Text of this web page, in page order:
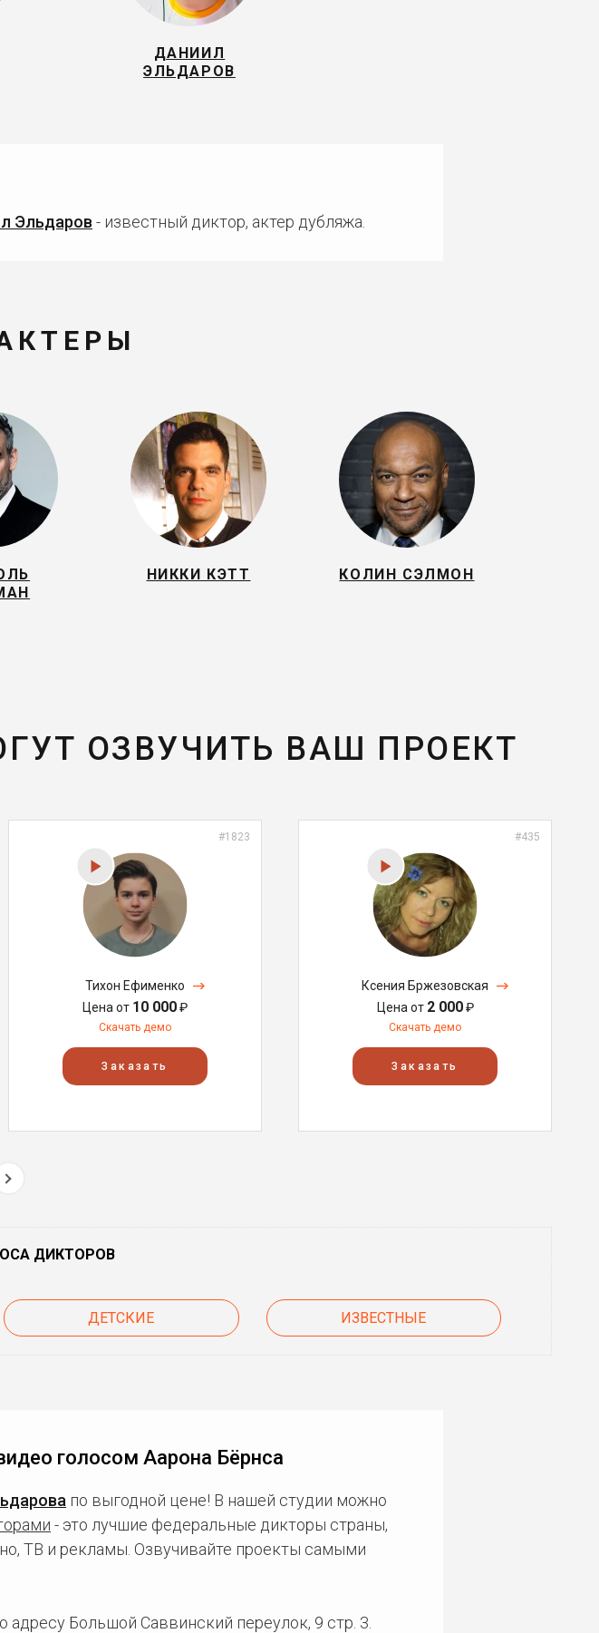
ДАНИИЛ
ЭЛЬДАРОВ
Эльдаров - известный диктор, актер дубляжа.
НИККИ КЭТТ КОЛИН СЭЛМОН
ОЗВУЧИТЬ ВАШ ПРОЕКТ
#1823
Тихон Ефименко
Цена от 10 000₽
Скачать демо
Заказать
#435
Ксения Бржезовская
Цена от 2 000₽
Скачать демо
Заказать
ДИКТОРОВ
ДЕТСКИЕ ИЗВЕСТНЫЕ
голосом Аарона Бёрнса
по выгодной цене! В нашей студии можно
- это лучшие федеральные дикторы страны,
ТВ и рекламы. Озвучивайте проекты самыми
адресу Большой Саввинский переулок, 9 стр. 3.